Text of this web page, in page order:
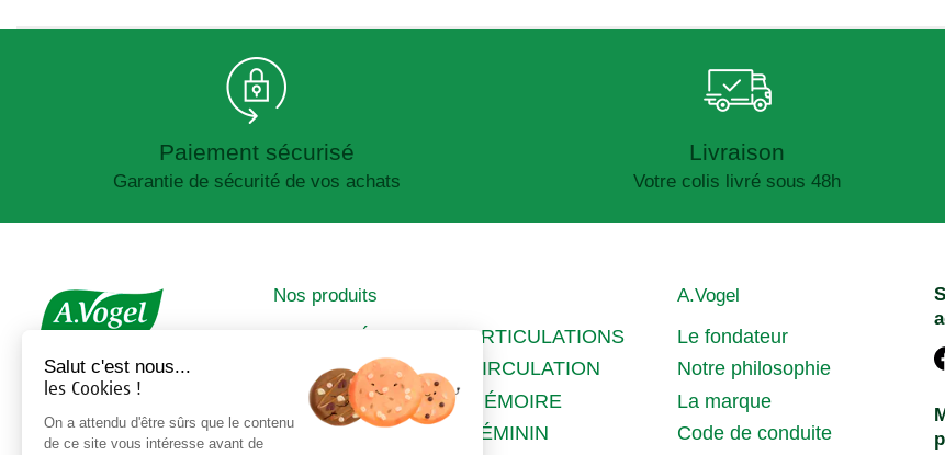
Paiement sécurisé
Garantie de sécurité de vos achats
Livraison
Votre colis livré sous 48h
Nos produits
IMMUNITÉ
SOMMEIL &
STRESS
DIGESTION &
ARTICULATIONS
CIRCULATION
MÉMOIRE
FÉMININ
A.Vogel
Le fondateur
Notre philosophie
La marque
Code de conduite
Salut c'est nous...
les Cookies !
On a attendu d'être sûrs que le contenu
de ce site vous intéresse avant de